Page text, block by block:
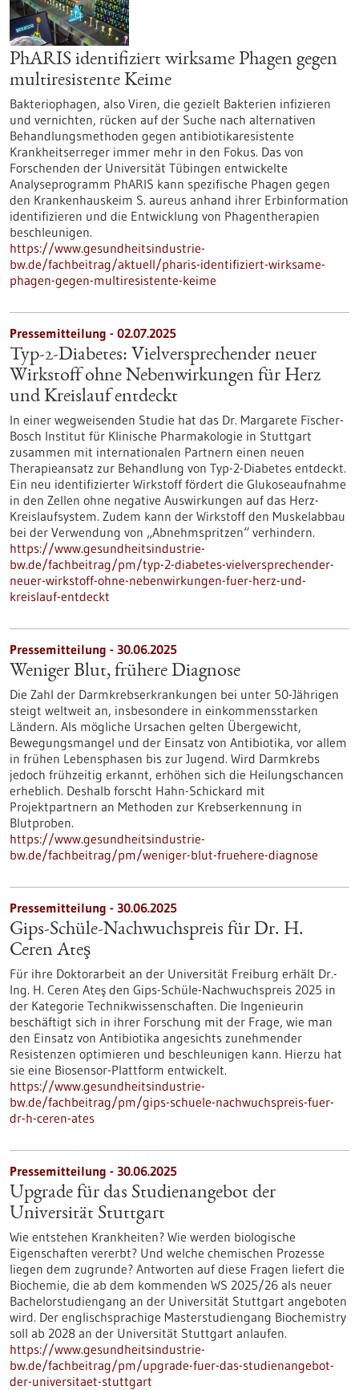
PhARIS identifiziert wirksame Phagen gegen
multiresistente Keime
Bakteriophagen, also Viren, die gezielt Bakterien infizieren
und vernichten, rücken auf der Suche nach alternativen
Behandlungsmethoden gegen antibiotikaresistente
Krankheitserreger immer mehr in den Fokus. Das von
Forschenden der Universität Tübingen entwickelte
Analyseprogramm PhARIS kann spezifische Phagen gegen
den Krankenhauskeim S. aureus anhand ihrer Erbinformation
identifizieren und die Entwicklung von Phagentherapien
beschleunigen.
https://www.gesundheitsindustrie-
bw.de/fachbeitrag/aktuell/pharis-identifiziert-wirksame-
phagen-gegen-multiresistente-keime
Pressemitteilung - 02.07.2025
Typ-2-Diabetes: Vielversprechender neuer
Wirkstoff ohne Nebenwirkungen für Herz
und Kreislauf entdeckt
In einer wegweisenden Studie hat das Dr. Margarete Fischer-
Bosch Institut für Klinische Pharmakologie in Stuttgart
zusammen mit internationalen Partnern einen neuen
Therapieansatz zur Behandlung von Typ-2-Diabetes entdeckt.
Ein neu identifizierter Wirkstoff fördert die Glukoseaufnahme
in den Zellen ohne negative Auswirkungen auf das Herz-
Kreislaufsystem. Zudem kann der Wirkstoff den Muskelabbau
bei der Verwendung von „Abnehmspritzen“ verhindern.
https://www.gesundheitsindustrie-
bw.de/fachbeitrag/pm/typ-2-diabetes-vielversprechender-
neuer-wirkstoff-ohne-nebenwirkungen-fuer-herz-und-
kreislauf-entdeckt
Pressemitteilung - 30.06.2025
Weniger Blut, frühere Diagnose
Die Zahl der Darmkrebserkrankungen bei unter 50-Jährigen
steigt weltweit an, insbesondere in einkommensstarken
Ländern. Als mögliche Ursachen gelten Übergewicht,
Bewegungsmangel und der Einsatz von Antibiotika, vor allem
in frühen Lebensphasen bis zur Jugend. Wird Darmkrebs
jedoch frühzeitig erkannt, erhöhen sich die Heilungschancen
erheblich. Deshalb forscht Hahn-Schickard mit
Projektpartnern an Methoden zur Krebserkennung in
Blutproben.
https://www.gesundheitsindustrie-
bw.de/fachbeitrag/pm/weniger-blut-fruehere-diagnose
Pressemitteilung - 30.06.2025
Gips-Schüle-Nachwuchspreis für Dr. H.
Ceren Ateş
Für ihre Doktorarbeit an der Universität Freiburg erhält Dr.-
Ing. H. Ceren Ateş den Gips-Schüle-Nachwuchspreis 2025 in
der Kategorie Technikwissenschaften. Die Ingenieurin
beschäftigt sich in ihrer Forschung mit der Frage, wie man
den Einsatz von Antibiotika angesichts zunehmender
Resistenzen optimieren und beschleunigen kann. Hierzu hat
sie eine Biosensor-Plattform entwickelt.
https://www.gesundheitsindustrie-
bw.de/fachbeitrag/pm/gips-schuele-nachwuchspreis-fuer-
dr-h-ceren-ates
Pressemitteilung - 30.06.2025
Upgrade für das Studienangebot der
Universität Stuttgart
Wie entstehen Krankheiten? Wie werden biologische
Eigenschaften vererbt? Und welche chemischen Prozesse
liegen dem zugrunde? Antworten auf diese Fragen liefert die
Biochemie, die ab dem kommenden WS 2025/26 als neuer
Bachelorstudiengang an der Universität Stuttgart angeboten
wird. Der englischsprachige Masterstudiengang Biochemistry
soll ab 2028 an der Universität Stuttgart anlaufen.
https://www.gesundheitsindustrie-
bw.de/fachbeitrag/pm/upgrade-fuer-das-studienangebot-
der-universitaet-stuttgart